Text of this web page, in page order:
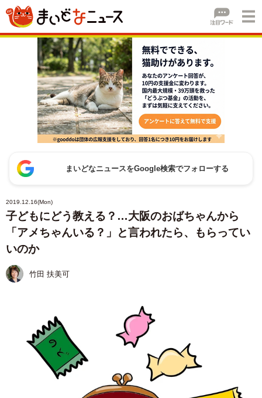
まいどなニュースをGoogle検索でフォローする
2019.12.16(Mon)
子どもにどう教える？…大阪のおばちゃんから
「アメちゃんいる？」と言われたら、もらってい
いのか
竹田 扶美可